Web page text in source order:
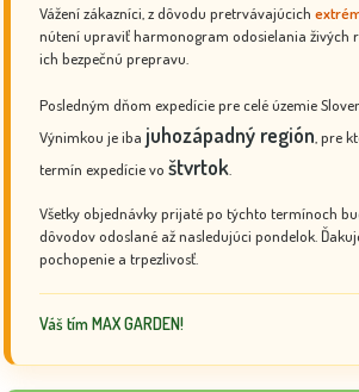
Vážení zákazníci, z dôvodu pretrvávajúcich
nútení upraviť harmonogram odosielania živých
ich bezpečnú prepravu.
Posledným dňom expedície pre celé územie
Výnimkou je iba juhozápadný región , pre
termín expedície vo štvrtok
Všetky objednávky prijaté po týchto termínoch
dôvodov odoslané až nasledujúci pondelok.
pochopenie a trpezlivosť.
Váš tím MAX GARDEN!